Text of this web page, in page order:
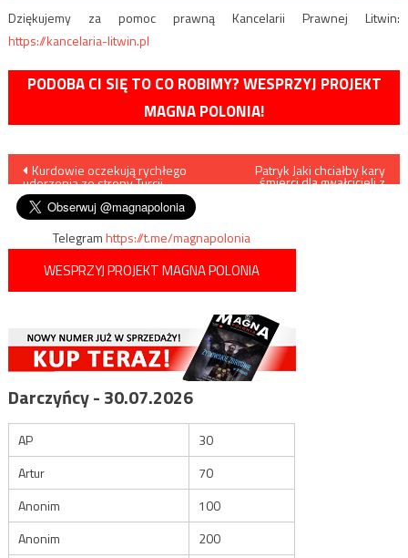
Dziękujemy za pomoc prawną Kancelarii Prawnej Litwin:
https://kancelaria-litwin.pl
PODOBA CI SIĘ TO CO ROBIMY? WESPRZYJ PROJEKT
MAGNA POLONIA!
Nawigacja
wpisu
Kurdowie oczekują rychłego
uderzenia ze strony Turcji
Patryk Jaki chciałby kary
śmierci dla gwałcicieli z
Telegramhttps://t.me/magnapolonia
WESPRZYJ PROJEKT MAGNA POLONIA
Darczyńcy - 30.07.2026
AP
30
Artur
70
Anonim
100
Anonim
200